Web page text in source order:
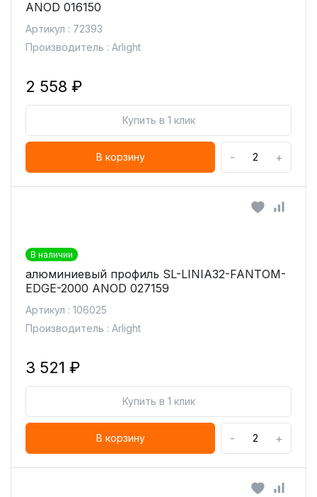
ANOD 016150
Артикул : 72393
Производитель : Arlight
2 558 ₽
Купить в 1 клик
В корзину - +
В наличии
алюминиевый профиль SL-LINIA32-FANTOM-
EDGE-2000 ANOD 027159
Артикул : 106025
Производитель : Arlight
3 521 ₽
Купить в 1 клик
В корзину - +